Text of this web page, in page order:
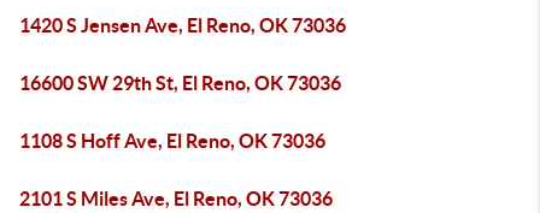
1420 S Jensen Ave, El Reno, OK 73036
16600 SW 29th St, El Reno, OK 73036
1108 S Hoff Ave, El Reno, OK 73036
2101 S Miles Ave, El Reno, OK 73036